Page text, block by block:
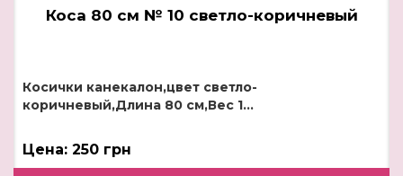
Коса 80 см № 10 светло-коричневый
Косички канекалон,цвет светло-
коричневый,Длина 80 см,Вес 1...
Цена: 250 грн